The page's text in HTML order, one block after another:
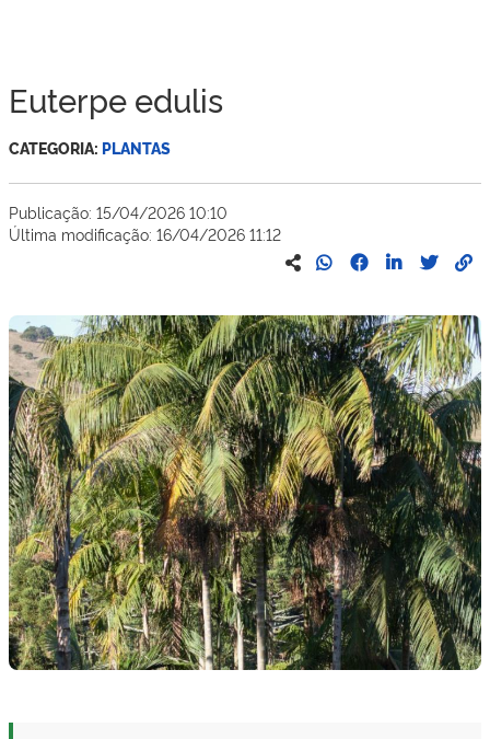
Euterpe edulis
CATEGORIA: PLANTAS
Publicação: 15/04/2026 10:10
Última modificação: 16/04/2026 11:12